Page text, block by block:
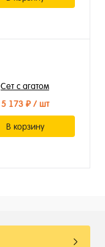
Сет с агатом
5 173 ₽/ шт
В корзину